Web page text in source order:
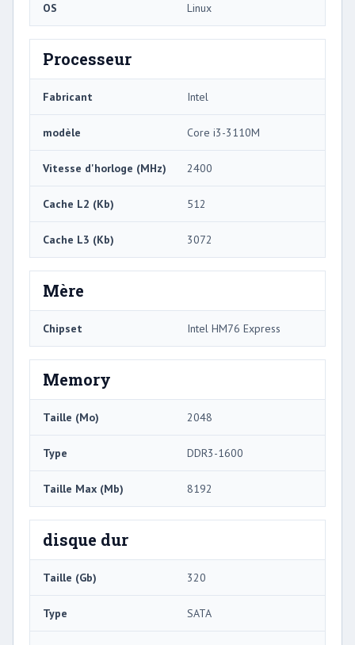
OS Linux
Processeur
Fabricant Intel
modèle Core i3-3110M
Vitesse d'horloge (MHz) 2400
Cache L2 (Kb) 512
Cache L3 (Kb) 3072
Mère
Chipset Intel HM76 Express
Memory
Taille (Mo) 2048
Type DDR3-1600
Taille Max (Mb) 8192
disque dur
Taille (Gb) 320
Type SATA